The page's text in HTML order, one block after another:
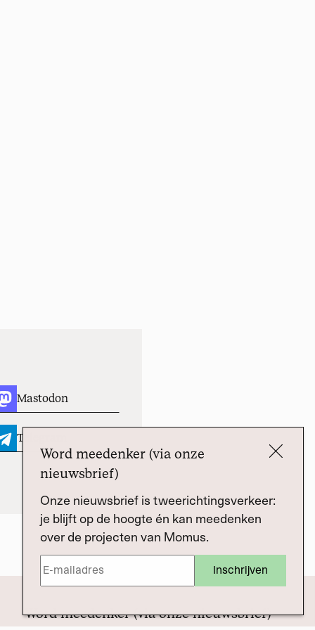
Mastodon
Telegram
Word meedenker (via onze
nieuwsbrief)
Onze nieuwsbrief is tweerichtingsverkeer:
je blijft op de hoogte én kan meedenken
over de projecten van Momus.
Word meedenker (via onze nieuwsbrief)